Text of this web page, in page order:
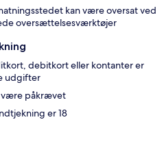
kan være oversat ved
oversættelsesværktøjer
debitkort eller kontanter er
udgifter
være påkrævet
er 18